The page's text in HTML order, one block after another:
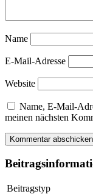
Name
E-Mail-Adresse
Website
Name, E-Mail-
meinen nächsten
Beitragstyp